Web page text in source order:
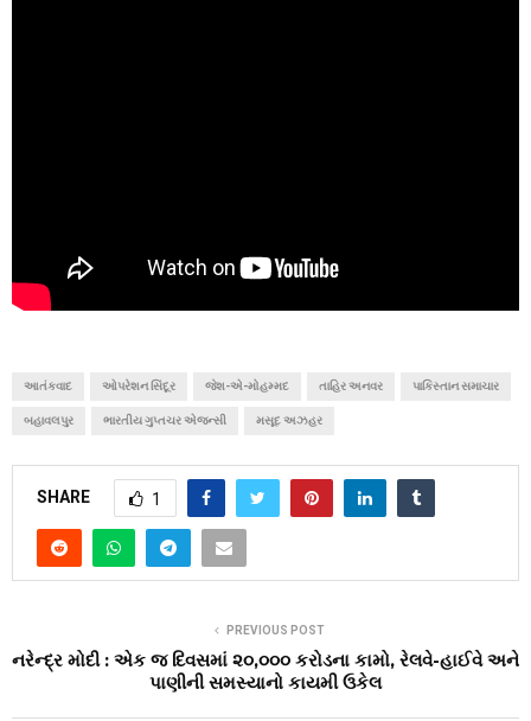
આતંકવાદ ઓપરેશન સિંદૂર જેશ-એ-મોહમ્મદ તાહિર અનવર પાકિસ્તાન સમાચાર
બહાવલપુર ભારતીય ગુપ્તચર એજન્સી મસૂદ અઝહર
SHARE 1
PREVIOUS POST
નરેન્દ્ર મોદી : એક જ દિવસમાં ૨૦,૦૦૦ કરોડના કામો, રેલવે-હાઈવે અને
પાણીની સમસ્યાનો કાયમી ઉકેલ